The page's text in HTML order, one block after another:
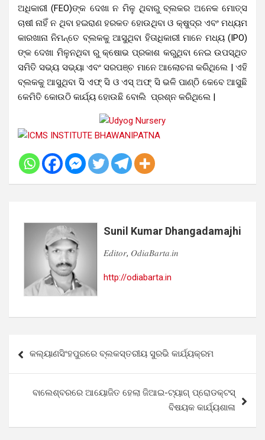
ଅଧିକାରୀ (FEO)ଙ୍କ ଦେଖା ନ ମିଳୁ ଥିବାରୁ ବ୍ଲକର ଅନେକ ମୋତ୍ସ
ଚାଷୀ ନାହିଁ ନ ଥିବା ହଇରାଣ ହରକତ ହୋଉଥିବା ଓ କ୍ଷୁଦ୍ର ଏବଂ ମଧ୍ୟମ
କାରଖାନା ନିମନ୍ତେ ବ୍ଲକକୁ ଆସୁଥିବା ହିତାଧିକାରୀ ମାନେ ମଧ୍ୟ (IPO)
ଙ୍କ ଦେଖା ମିଳୁନଥିବା ରୁ କ୍ଷୋଭ ପ୍ରକାଶ କରୁଥିବା ନେଇ ଉପସ୍ଥିତ
ସମିତି ସଭ୍ୟ ସଭ୍ୟା ଏବଂ ସରପଞ୍ଚ ମାନେ ଆଲୋଚନା କରିଥିଲେ | ଏହି
ବ୍ଲକକୁ ଆସୁଥିବା ସି ଏଫ୍ ସି ଓ ଏସ୍ ଅଫ୍ ସି ଭଳି ପାଣ୍ଠି କେବେ ଆସୁଛି
କେମିତି କୋଉଠି କାର୍ଯ୍ୟ ହୋଉଛି ବୋଲି ପ୍ରଶ୍ନ କରିଥିଲେ |
Sunil Kumar Dhangadamajhi
𝐸𝑑𝑖𝑡𝑜𝑟, 𝑂𝑑𝑖𝑎𝐵𝑎𝑟𝑡𝑎.𝑖𝑛
http://odiabarta.in
navigation
କଲ୍ୟାଣସିଂହପୁରରେ ବ୍ଲକସ୍ତରୀୟ ସୁରଭି କାର୍ଯ୍ୟକ୍ରମ
ବାଲେଶ୍ବରରେ ଆୟୋଜିତ ହେଲା ଜିଆଇ-ଟ୍ୟାଗ୍ ପ୍ରୋଡକ୍ଟସ୍
ବିଷୟକ କାର୍ଯ୍ୟଶାଳା